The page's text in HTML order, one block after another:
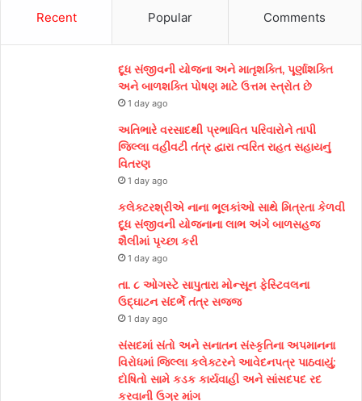
Recent Popular Comments
દૂધ સંજીવની યોજના અને માતૃશક્તિ, પૂર્ણાશક્તિ
અને બાળશક્તિ પોષણ માટે ઉત્તમ સ્ત્રોત છે
1 day ago
અતિભારે વરસાદથી પ્રભાવિત પરિવારોને તાપી
જિલ્લા વહીવટી તંત્ર દ્વારા ત્વરિત રાહત સહાયનું
વિતરણ
1 day ago
કલેક્ટરશ્રીએ નાના ભૂલકાંઓ સાથે મિત્રતા કેળવી
દૂધ સંજીવની યોજનાના લાભ અંગે બાળસહજ
શૈલીમાં પૃચ્છા કરી
1 day ago
તા. ૮ ઓગસ્ટે સાપુતારા મોન્સૂન ફેસ્ટિવલના
ઉદ્ઘાટન સંદર્ભે તંત્ર સજ્જ
1 day ago
સંસદમાં સંતો અને સનાતન સંસ્કૃતિના અપમાનના
વિરોધમાં જિલ્લા કલેક્ટરને આવેદનપત્ર પાઠવાયું;
દોષિતો સામે કડક કાર્યવાહી અને સાંસદપદ રદ
કરવાની ઉગ્ર માંગ